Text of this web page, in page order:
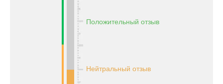
Положительный отзыв
Нейтральный отзыв